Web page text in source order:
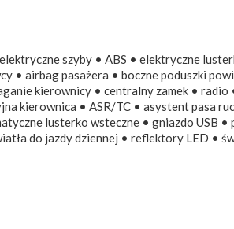
szyby • ABS • elektryczne
• airbag pasażera • boczne poduszki
kierownicy • centralny zamek •
kierownica • ASR/TC • asystent pasa
lusterko wsteczne • gniazdo USB
do jazdy dziennej • reflektory LED •